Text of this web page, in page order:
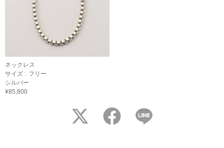
ネックレス
サイズ : フリー
シルバー
¥85,800
twitter facebook